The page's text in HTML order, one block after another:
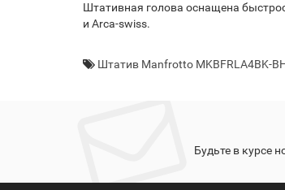
Штативная голова оснащена
и Arca-swiss.
Штатив Manfrotto MKBFRLA4BK-
Будьте в курсе